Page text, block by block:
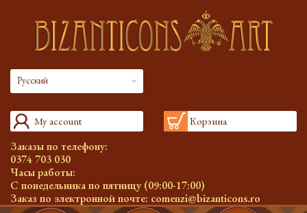
Русский
My account Корзина
Заказы по телефону:
0374 703 030
Часы работы:
С понедельника по пятницу (09:00-17:00)
Заказ по электронной почте: comenzi@bizanticons.ro